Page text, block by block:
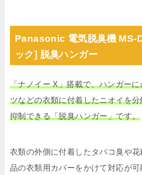
Panasonic 電気脱臭機 MS-
ック] 脱臭ハンガー
「ナノイー X」搭載で、ハンガー
ツなどの衣類に付着したニオイを
抑制できる「脱臭ハンガー」です。
衣類の外側に付着したタバコ臭や
品の衣類用カバーをかけて対応が可